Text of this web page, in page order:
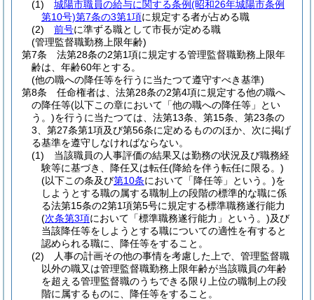
(1)
城陽市職員の給与に関する条例(昭和26年城陽市条例
第10号)第7条の3第1項に規定する者が占める職
(2)
前号に準ずる職として市長が定める職
(管理監督職勤務上限年齢)
第7条
法第28条の2第1項に規定する管理監督職勤務上限年
齢は、年齢60年とする。
(他の職への降任等を行うに当たつて遵守すべき基準)
第8条
任命権者は、法第28条の2第4項に規定する他の職へ
の降任等(以下この章において「他の職への降任等」とい
う。)を行うに当たつては、法第13条、第15条、第23条の
3、第27条第1項及び第56条に定めるもののほか、次に掲げ
る基準を遵守しなければならない。
(1)
当該職員の人事評価の結果又は勤務の状況及び職務経
験等に基づき、降任又は転任(降給を伴う転任に限る。)
(以下この条及び第10条において「降任等」という。)を
しようとする職の属する職制上の段階の標準的な職に係
る法第15条の2第1項第5号に規定する標準職務遂行能力
(次条第3項において「標準職務遂行能力」という。)及び
当該降任等をしようとする職についての適性を有すると
認められる職に、降任等をすること。
(2)
人事の計画その他の事情を考慮した上で、管理監督職
以外の職又は管理監督職勤務上限年齢が当該職員の年齢
を超える管理監督職のうちできる限り上位の職制上の段
階に属するものに、降任等をすること。